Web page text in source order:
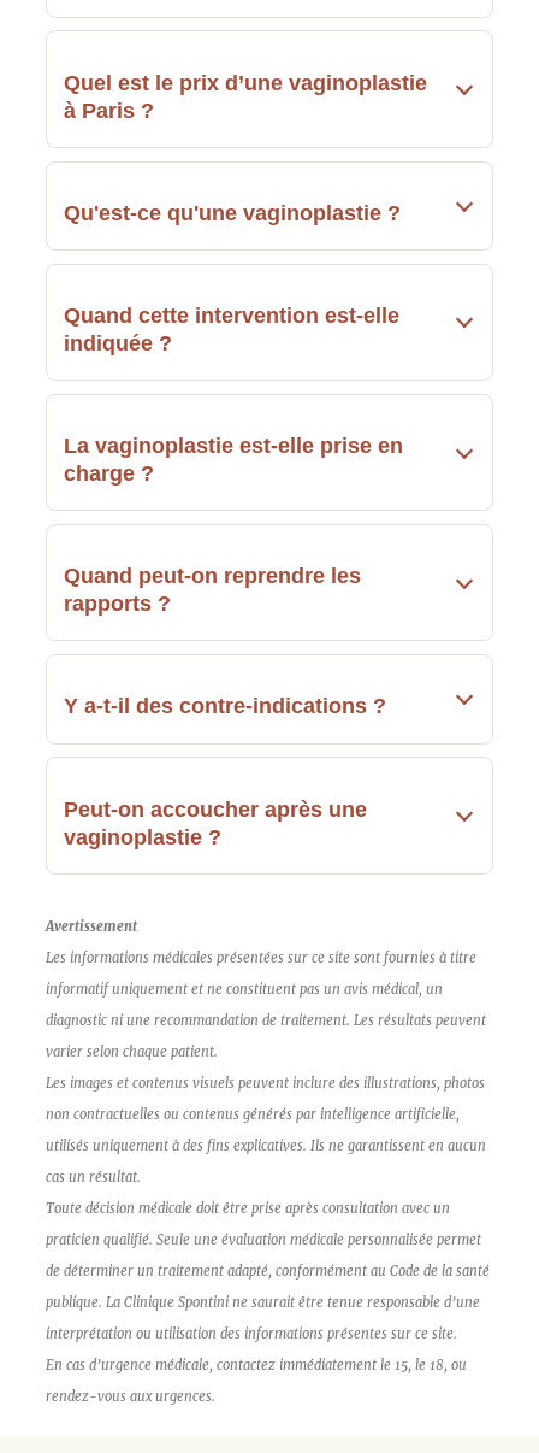
Quel est le prix d’une vaginoplastie
à Paris ?
Qu'est-ce qu'une vaginoplastie ?
Quand cette intervention est-elle
indiquée ?
La vaginoplastie est-elle prise en
charge ?
Quand peut-on reprendre les
rapports ?
Y a-t-il des contre-indications ?
Peut-on accoucher après une
vaginoplastie ?
Avertissement
Les informations médicales présentées sur ce site sont fournies à titre
informatif uniquement et ne constituent pas un avis médical, un
diagnostic ni une recommandation de traitement. Les résultats peuvent
varier selon chaque patient.
Les images et contenus visuels peuvent inclure des illustrations, photos
non contractuelles ou contenus générés par intelligence artificielle,
utilisés uniquement à des fins explicatives. Ils ne garantissent en aucun
cas un résultat.
Toute décision médicale doit être prise après consultation avec un
praticien qualifié. Seule une évaluation médicale personnalisée permet
de déterminer un traitement adapté, conformément au Code de la santé
publique. La Clinique Spontini ne saurait être tenue responsable d’une
interprétation ou utilisation des informations présentes sur ce site.
En cas d’urgence médicale, contactez immédiatement le 15, le 18, ou
rendez-vous aux urgences.